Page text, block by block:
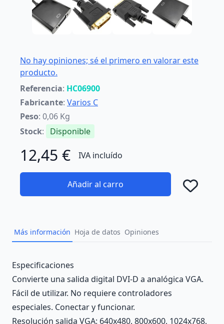
No hay opiniones; sé el primero en valorar este
producto.
Referencia: HC06900
Fabricante: Varios C
Peso: 0,06 Kg
Stock: Disponible
12,45 € IVA incluído
Añadir al carro
Más información Hoja de datos Opiniones
Description
Especificaciones
Convierte una salida digital DVI-D a analógica VGA.
Fácil de utilizar. No requiere controladores
especiales. Conectar y funcionar.
Resolución salida VGA: 640x480, 800x600, 1024x768,